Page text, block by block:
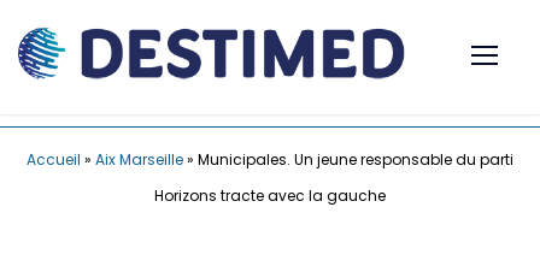
Accueil » Aix Marseille» Municipales. Un jeune responsable du parti
Horizons tracte avec la gauche